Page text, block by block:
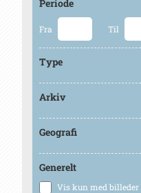
Periode
Fra Til
Type
Arkiv
Geografi
Generelt
Vis kun med billeder